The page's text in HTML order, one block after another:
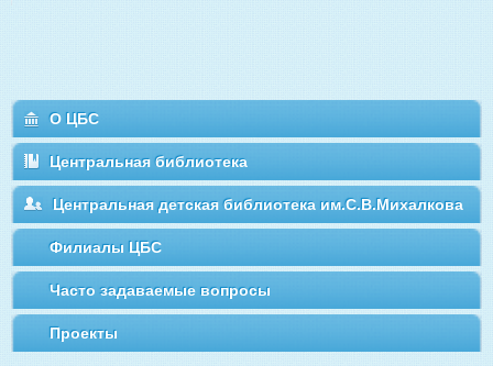
О ЦБС
Центральная библиотека
Центральная детская библиотека им.С.В.Михалкова
Филиалы ЦБС
Часто задаваемые вопросы
Проекты